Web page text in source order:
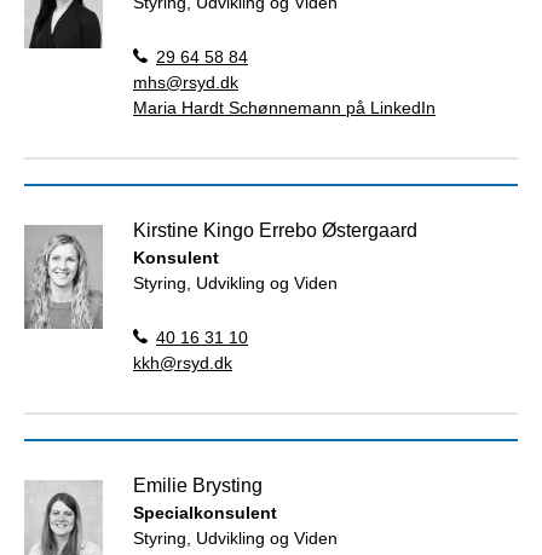
29 64 58 84
mhs@rsyd.dk
Maria Hardt Schønnemann på LinkedIn
Kirstine Kingo Errebo Østergaard
Konsulent
Styring, Udvikling og Viden
40 16 31 10
kkh@rsyd.dk
Emilie Brysting
Specialkonsulent
Styring, Udvikling og Viden